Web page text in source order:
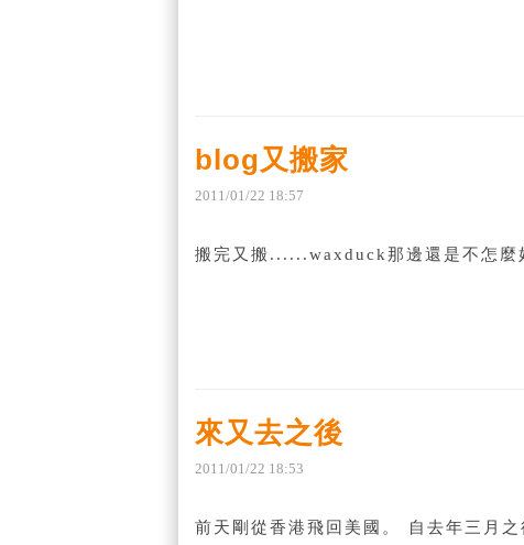
blog又搬家
2011/01/22 18:57
搬完又搬......waxduck那邊還是不怎
來又去之後
2011/01/22 18:53
前天剛從香港飛回美國。 自去年三月